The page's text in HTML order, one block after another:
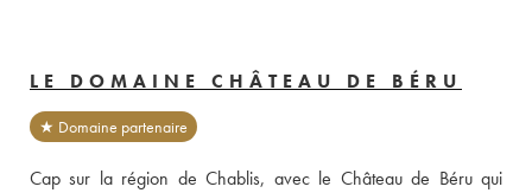
LE DOMAINE CHÂTEAU DE BÉRU
★ Domaine partenaire
Cap sur la région de Chablis, avec le Château de Béru qui